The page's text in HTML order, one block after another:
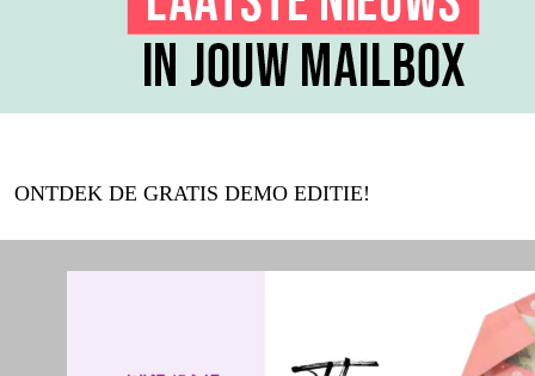
ONTDEK DE GRATIS DEMO EDITIE!